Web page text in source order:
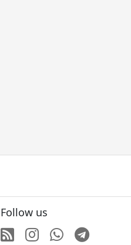
Follow us
RSSInstagram
Whatsapp
Telegram